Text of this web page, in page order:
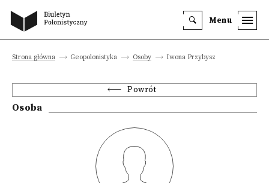
Menu
Strona główna Geopolonistyka Osoby Iwona Przybysz
Powrót
Osoba